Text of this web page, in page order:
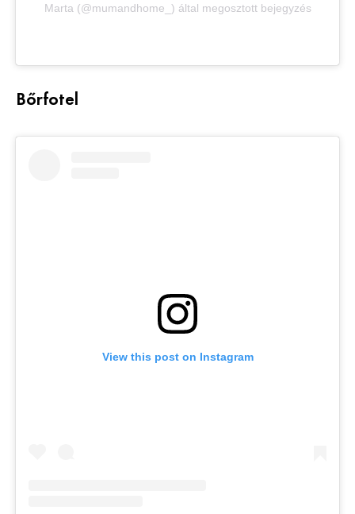
Marta (@mumandhome_) által megosztott bejegyzés
Bőrfotel
View this post on Instagram